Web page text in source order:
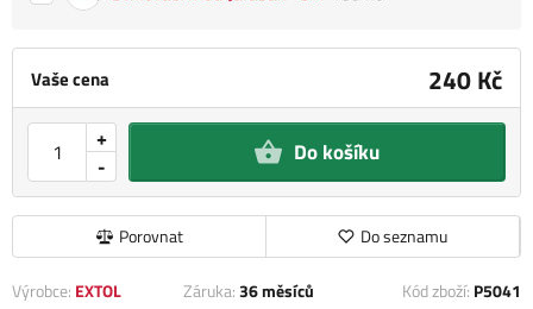
Vaše cena 240 Kč
-
+ Do košíku
Porovnat Do seznamu
Výrobce: EXTOL
Záruka:36 měsíců Kód zboží: P5041